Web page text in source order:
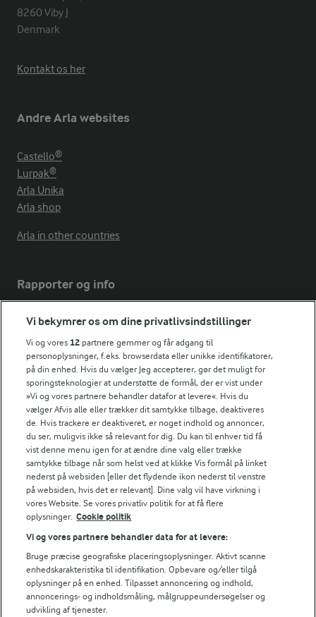
8260 Viby J
Denmark
Kontakt os her
Andre Arla websites
Castello®
Lurpak®
Arla Unika
Arla shop
Arla in other countries
Rapporter og info
Årsrapport
FarmAhead™ Check rapport
Andelshaverinfo: Mælkepris
Fødevarestyrelsens smiley-rapporter for Arla Foods
Fødevarestyrelsens smiley-rapporter for Jörd
Fødevarestyrelsens smiley-rapporter for Lurpak PB
Følg
© 2026 Arla Foods
Vælg en anden cookies
Vi bekymrer os om dine privatlivsindstillinger
Vi og vores 12 partnere gemmer og får adgang til
personoplysninger, f.eks. browserdata eller unikke identifikatorer,
på din enhed. Hvis du vælger Jeg accepterer, gør det muligt for
sporingsteknologier at understøtte de formål, der er vist under
»Vi og vores partnere behandler datafor at levere«. Hvis du
vælger Afvis alle eller trækker dit samtykke tilbage, deaktiveres
de. Hvis trackere er deaktiveret, er noget indhold og annoncer,
du ser, muligvis ikke så relevant for dig. Du kan til enhver tid få
vist denne menu igen for at ændre dine valg eller trække
samtykke tilbage når som helst ved at klikke Vis formål på linket
nederst på websiden [eller det flydende ikon nederst til venstre
på websiden, hvis det er relevant]. Dine valg vil have virkning i
vores Website. Se vores privatliv politik for at få flere
oplysninger. Cookie politik
Vi og vores partnere behandler data for at levere:
Bruge præcise geografiske placeringsoplysninger. Aktivt scanne
enhedskarakteristika til identifikation. Opbevare og/eller tilgå
oplysninger på en enhed. Tilpasset annoncering og indhold,
annoncerings- og indholdsmåling, målgruppeundersøgelser og
udvikling af tjenester.